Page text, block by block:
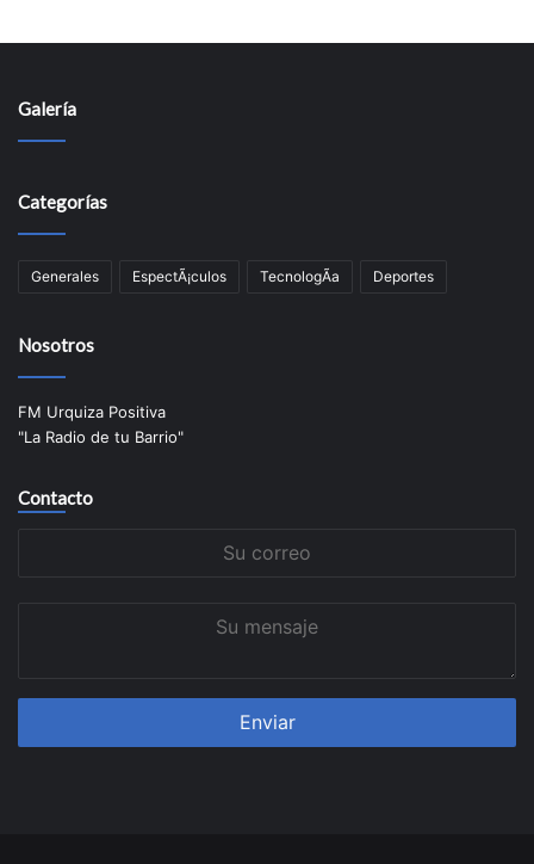
Galería
Categorías
Generales EspectÃ¡culos TecnologÃ­a Deportes
Nosotros
FM Urquiza Positiva
"La Radio de tu Barrio"
Contacto